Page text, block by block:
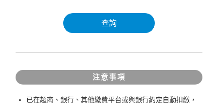
查詢
注意事項
已在超商、銀行、其他繳費平台或與銀行約定自動扣繳，